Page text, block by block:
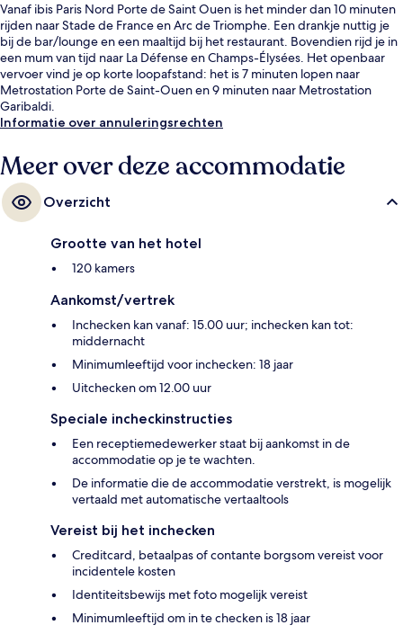
Vanaf ibis Paris Nord Porte de Saint Ouen is het minder dan 10 minuten
rijden naar Stade de France en Arc de Triomphe. Een drankje nuttig je
bij de bar/lounge en een maaltijd bij het restaurant. Bovendien rijd je in
een mum van tijd naar La Défense en Champs-Élysées. Het openbaar
vervoer vind je op korte loopafstand: het is 7 minuten lopen naar
Metrostation Porte de Saint-Ouen en 9 minuten naar Metrostation
Garibaldi.
Informatie over annuleringsrechten
Meer over deze accommodatie
Overzicht
Grootte van het hotel
120 kamers
Aankomst/vertrek
Inchecken kan vanaf: 15.00 uur; inchecken kan tot:
middernacht
Minimumleeftijd voor inchecken: 18 jaar
Uitchecken om 12.00 uur
Speciale incheckinstructies
Een receptiemedewerker staat bij aankomst in de
accommodatie op je te wachten.
De informatie die de accommodatie verstrekt, is mogelijk
vertaald met automatische vertaaltools
Vereist bij het inchecken
Creditcard, betaalpas of contante borgsom vereist voor
incidentele kosten
Identiteitsbewijs met foto mogelijk vereist
Minimumleeftijd om in te checken is 18 jaar